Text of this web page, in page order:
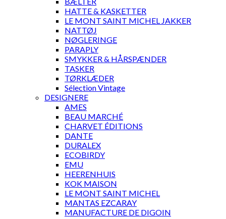
HATTE & KASKETTER
LE MONT SAINT MICHEL JAKKER
NATTØJ
NØGLERINGE
PARAPLY
SMYKKER & HÅRSPÆNDER
TASKER
TØRKLÆDER
Sélection Vintage
DESIGNERE
AMES
BEAU MARCHÉ
CHARVET ÉDITIONS
DANTE
DURALEX
ECOBIRDY
EMU
HEERENHUIS
KOK MAISON
LE MONT SAINT MICHEL
MANTAS EZCARAY
MANUFACTURE DE DIGOIN